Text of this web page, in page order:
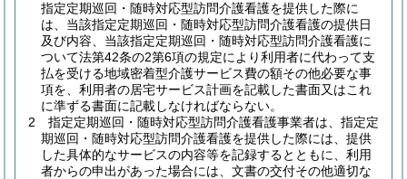
指定定期巡回・随時対応型訪問介護看護を提供した際に
は、当該指定定期巡回・随時対応型訪問介護看護の提供日
及び内容、当該指定定期巡回・随時対応型訪問介護看護に
ついて法第42条の2第6項の規定により利用者に代わって支
払を受ける地域密着型介護サービス費の額その他必要な事
項を、利用者の居宅サービス計画を記載した書面又はこれ
に準ずる書面に記載しなければならない。
2
指定定期巡回・随時対応型訪問介護看護事業者は、指定定
期巡回・随時対応型訪問介護看護を提供した際には、提供
した具体的なサービスの内容等を記録するとともに、利用
者からの申出があった場合には、文書の交付その他適切な